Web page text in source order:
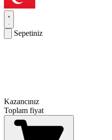
Sepetiniz
Kazancınız
Toplam fiyat